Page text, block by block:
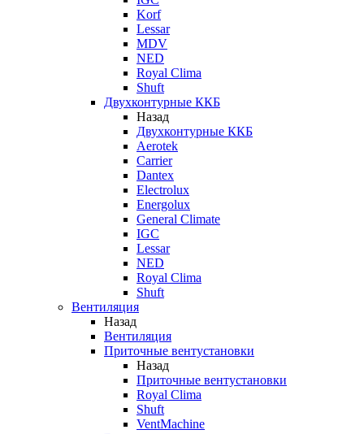
Korf
Lessar
MDV
NED
Royal Clima
Shuft
Двухконтурные ККБ
Назад
Двухконтурные ККБ
Aerotek
Carrier
Dantex
Electrolux
Energolux
General Climate
IGC
Lessar
NED
Royal Clima
Shuft
Вентиляция
Назад
Вентиляция
Приточные вентустановки
Назад
Приточные вентустановки
Royal Clima
Shuft
VentMachine